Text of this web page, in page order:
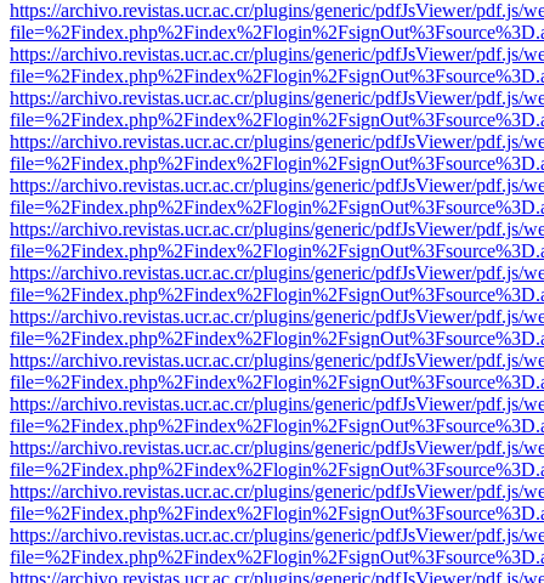
https://archivo.revistas.ucr.ac.cr/plugins/generic/pdfJsViewer/pdf.js/
https://archivo.revistas.ucr.ac.cr/plugins/generic/pdfJsViewer/pdf.js/
https://archivo.revistas.ucr.ac.cr/plugins/generic/pdfJsViewer/pdf.js/
https://archivo.revistas.ucr.ac.cr/plugins/generic/pdfJsViewer/pdf.js/
https://archivo.revistas.ucr.ac.cr/plugins/generic/pdfJsViewer/pdf.js/
https://archivo.revistas.ucr.ac.cr/plugins/generic/pdfJsViewer/pdf.js/
https://archivo.revistas.ucr.ac.cr/plugins/generic/pdfJsViewer/pdf.js/
https://archivo.revistas.ucr.ac.cr/plugins/generic/pdfJsViewer/pdf.js/
https://archivo.revistas.ucr.ac.cr/plugins/generic/pdfJsViewer/pdf.js/
https://archivo.revistas.ucr.ac.cr/plugins/generic/pdfJsViewer/pdf.js/
https://archivo.revistas.ucr.ac.cr/plugins/generic/pdfJsViewer/pdf.js/
https://archivo.revistas.ucr.ac.cr/plugins/generic/pdfJsViewer/pdf.js/
https://archivo.revistas.ucr.ac.cr/plugins/generic/pdfJsViewer/pdf.js/
https://archivo.revistas.ucr.ac.cr/plugins/generic/pdfJsViewer/pdf.js/